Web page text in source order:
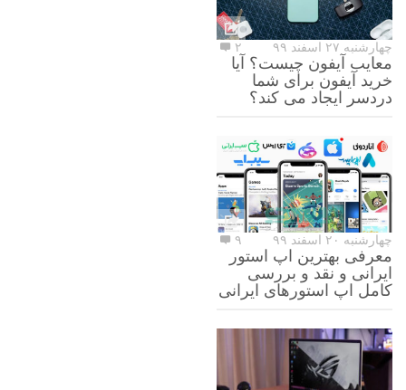
چهارشنبه ۲۷ اسفند ۹۹ ۲
معایب آیفون چیست؟ آیا
خرید آیفون برای شما
دردسر ایجاد می کند؟
چهارشنبه ۲۰ اسفند ۹۹ ۹
معرفی بهترین اپ استور
ایرانی و نقد و بررسی
کامل اپ استورهای ایرانی